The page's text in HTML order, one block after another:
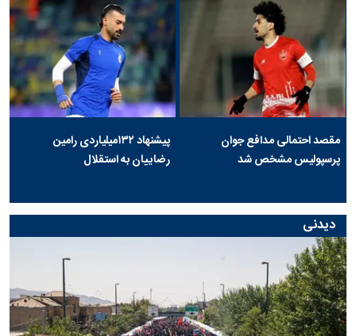
مقصد احتمالی مدافع جوان
پرسپولیس مشخص شد
پیشنهاد ۱۳۲میلیاردی رامین
رضاییان به استقلال
دیدنی